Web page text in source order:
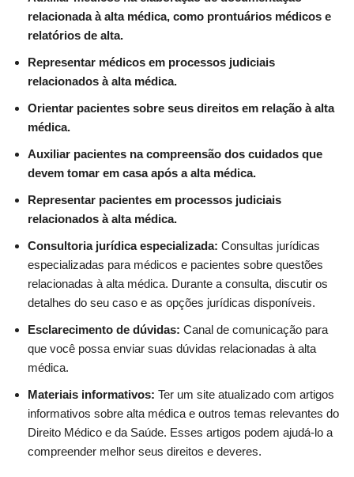
relacionada à alta médica, como prontuários médicos e
relatórios de alta.
Representar médicos em processos judiciais
relacionados à alta médica.
Orientar pacientes sobre seus direitos em relação à alta
médica.
Auxiliar pacientes na compreensão dos cuidados que
devem tomar em casa após a alta médica.
Representar pacientes em processos judiciais
relacionados à alta médica.
Consultoria jurídica especializada: Consultas jurídicas
especializadas para médicos e pacientes sobre questões
relacionadas à alta médica. Durante a consulta, discutir os
detalhes do seu caso e as opções jurídicas disponíveis.
Esclarecimento de dúvidas: Canal de comunicação para
que você possa enviar suas dúvidas relacionadas à alta
médica.
Materiais informativos: Ter um site atualizado com artigos
informativos sobre alta médica e outros temas relevantes do
Direito Médico e da Saúde. Esses artigos podem ajudá-lo a
compreender melhor seus direitos e deveres.